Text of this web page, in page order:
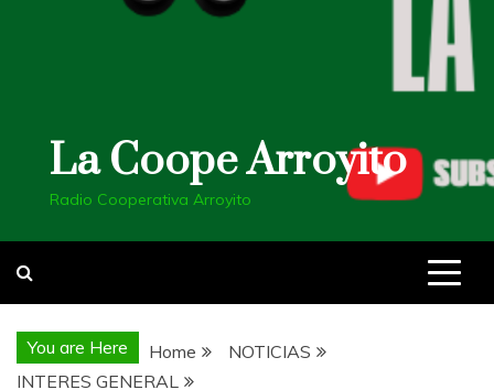
La Coope Arroyito
Radio Cooperativa Arroyito
You are Here Home
NOTICIAS
INTERES GENERAL